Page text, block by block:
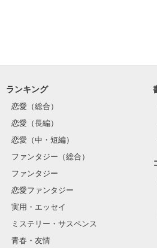
ランキング
恋愛（総合）
恋愛（長編）
恋愛（中・短編）
ファンタジー（総合）
ファンタジー
恋愛ファンタジー
実用・エッセイ
ミステリー・サスペンス
青春・友情